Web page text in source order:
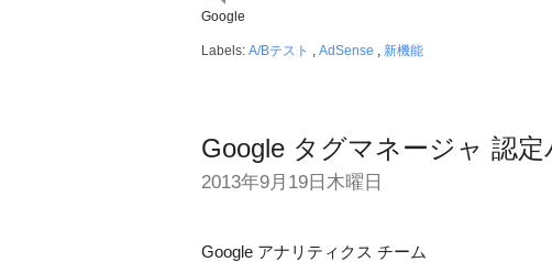
Google
Labels: A/Bテスト , AdSense , 新機能
Google タグマネージャ 認
2013年9月19日木曜日
Google アナリティクス チーム